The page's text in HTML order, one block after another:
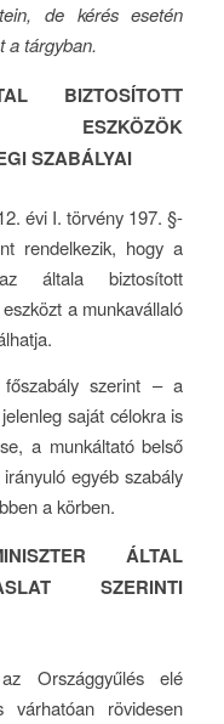
de kérés esetén
a tárgyban.
BIZTOSÍTOTT
ESZKÖZÖK
SZABÁLYAI
évi I. törvény 197. §-
rendelkezik, hogy a
általa biztosított
a munkavállaló
szerint – a
saját célokra is
a munkáltató belső
egyéb szabály
a körben.
ÁLTAL
SZERINTI
Országgyűlés elé
rövidesen